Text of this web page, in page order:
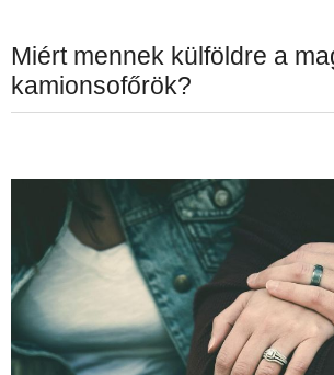
Miért mennek külföldre a
kamionsofőrök?